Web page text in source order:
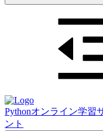
Pythonオンライン学習
ント